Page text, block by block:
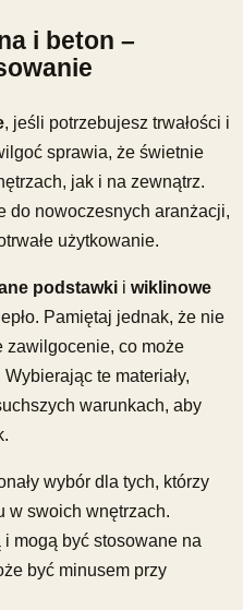
i beton –
, jeśli potrzebujesz trwałości i
sprawia, że świetnie
jak i na zewnątrz.
do nowoczesnych aranżacji,
użytkowanie.
podstawki i wiklinowe
Pamiętaj jednak, że nie
zawilgocenie, co może
te materiały,
warunkach, aby
wybór dla tych, którzy
w swoich wnętrzach.
mogą być stosowane na
być minusem przy